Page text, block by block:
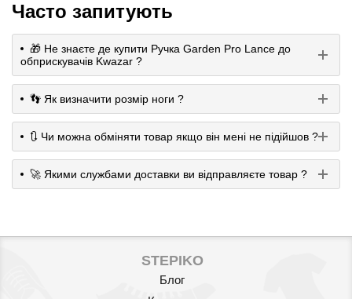
Часто запитують
🎁 Не знаєте де купити Ручка Garden Pro Lance до
обприскувачів Kwazar ?
👣 Як визначити розмір ноги ?
🔃 Чи можна обміняти товар якщо він мені не підійшов ?
🚀 Якими службами доставки ви відправляєте товар ?
STEPIKO
Блог